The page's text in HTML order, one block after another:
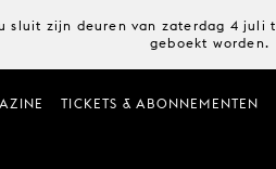
zijn deuren van zaterdag 4
geboekt worden.
TICKETS & ABONNEMENTEN